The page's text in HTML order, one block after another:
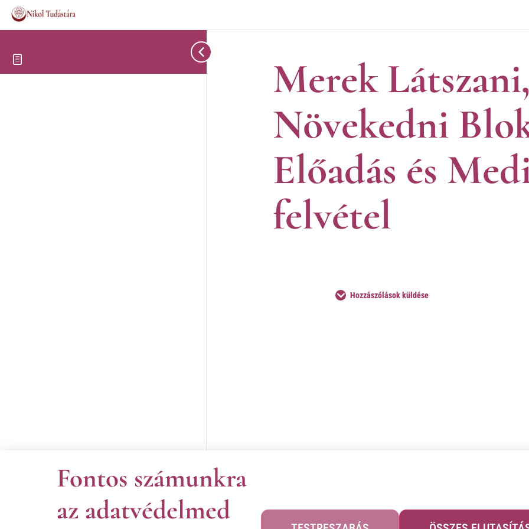
Merek
Növekedni
Előadás és
felvétel
Hozzászólások küldése
Fontos számunkra
az adatvédelmed